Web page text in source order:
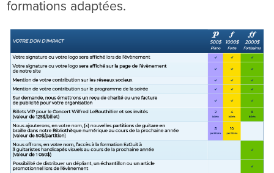
formations adaptées.